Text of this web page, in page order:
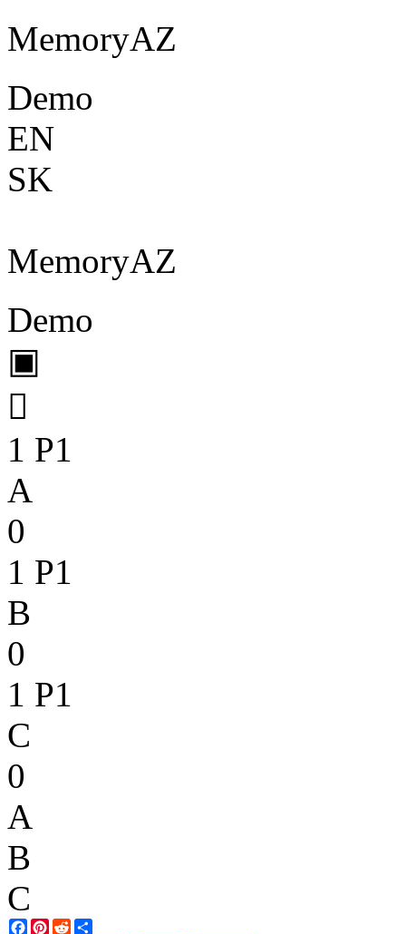
MemoryAZ
Demo
EN
SK
MemoryAZ
Demo
▣

1 P1
A
0
1 P1
B
0
1 P1
C
0
A
B
C
Facebook
Pinterest
Reddit